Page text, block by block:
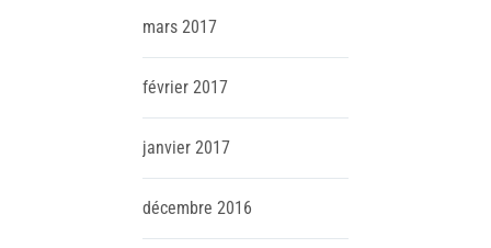
mars 2017
février 2017
janvier 2017
décembre 2016